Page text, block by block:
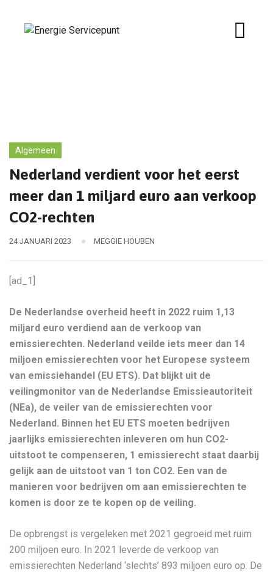
content
Algemeen
Nederland verdient voor het eerst
meer dan 1 miljard euro aan verkoop
CO2-rechten
24 JANUARI 2023 MEGGIE HOUBEN
[ad_1]
De Nederlandse overheid heeft in 2022 ruim 1,13
miljard euro verdiend aan de verkoop van
emissierechten. Nederland veilde iets meer dan 14
miljoen emissierechten voor het Europese systeem
van emissiehandel (EU ETS). Dat blijkt uit de
veilingmonitor van de Nederlandse Emissieautoriteit
(NEa), de veiler van de emissierechten voor
Nederland. Binnen het EU ETS moeten bedrijven
jaarlijks emissierechten inleveren om hun CO2-
uitstoot te compenseren, 1 emissierecht staat daarbij
gelijk aan de uitstoot van 1 ton CO2. Een van de
manieren voor bedrijven om aan emissierechten te
komen is door ze te kopen op de veiling.
De opbrengst is vergeleken met 2021 gegroeid met ruim
200 miljoen euro. In 2021 leverde de verkoop van
emissierechten Nederland ‘slechts’ 893 miljoen euro op. De